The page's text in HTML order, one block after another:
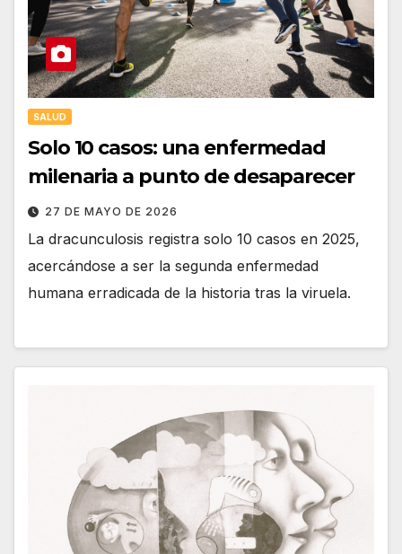
SALUD
Solo 10 casos: una enfermedad
milenaria a punto de desaparecer
27 DE MAYO DE 2026
La dracunculosis registra solo 10 casos en 2025,
acercándose a ser la segunda enfermedad
humana erradicada de la historia tras la viruela.